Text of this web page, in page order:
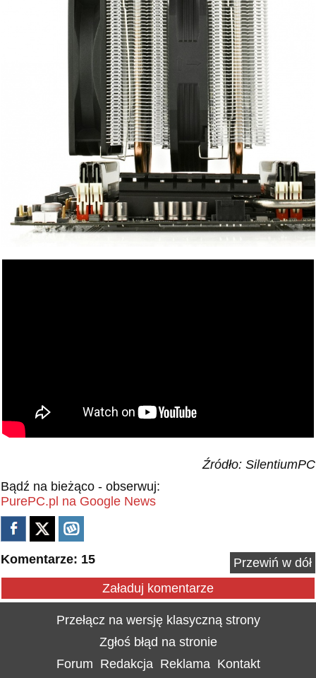
Źródło: SilentiumPC
Bądź na bieżąco - obserwuj:
PurePC.pl na Google News
Komentarze: 15
Przewiń w dół
Załaduj komentarze
Przełącz na wersję klasyczną strony
Zgłoś błąd na stronie
Forum Redakcja Reklama Kontakt